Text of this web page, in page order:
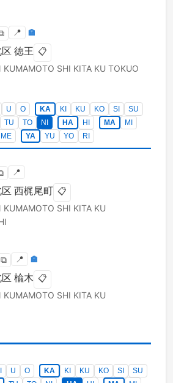
📍 🏣
徳王 📋
KUMAMOTO SHI KITA KU TOKUO
U O KA KI KU KO SI
SU
TU TO NI HA HI MA
MI
ME YA YU YO RI
📍
西梶尾町 📋
KUMAMOTO SHI KITA KU
⧉ 📍 🏣
楡木 📋
KUMAMOTO SHI KITA KU
U O KA KI KU KO SI
SU